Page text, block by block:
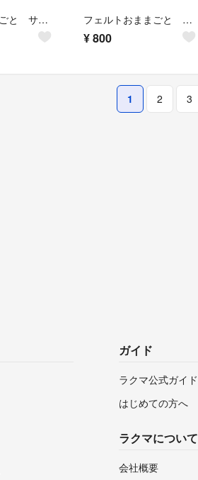
フェルトままごと サンドイッチ ｜パン・目玉焼き・ハム・チーズ・レタス 知育玩具 フェルトおままごと おでん ｜ 知育玩具
¥800
1 2 3
ガイド
ラクマ公式ガイド
はじめての方へ
ラクマについて
会社概要